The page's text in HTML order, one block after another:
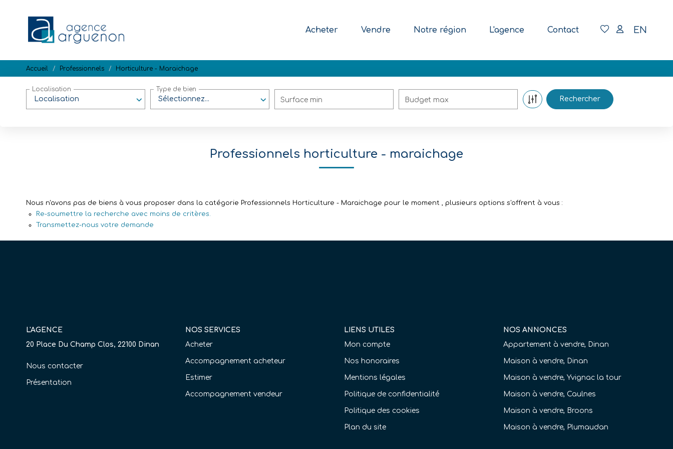
Acheter Vendre Notre région L'agence Contact EN
Accueil Professionnels Horticulture - Maraichage
Localisation
Localisation
Sélectionnez...
Type de bien
Surface min Budget max
Professionnels horticulture - maraichage
Nous n'avons pas de biens à vous proposer dans la catégorie Professionnels Horticulture - Maraichage pour le moment , plusieurs options s'offrent à vous :
Re-soumettre la recherche avec moins de critères.
Transmettez-nous votre demande
L'AGENCE
20 Place Du Champ Clos, 22100 Dinan
Nous contacter
Présentation
NOS SERVICES
Acheter
Accompagnement acheteur
Estimer
Accompagnement vendeur
LIENS UTILES
Mon compte
Nos honoraires
Mentions légales
Politique de confidentialité
Politique des cookies
Plan du site
NOS ANNONCES
Appartement à vendre, Dinan
Maison à vendre, Dinan
Maison à vendre, Yvignac la tour
Maison à vendre, Caulnes
Maison à vendre, Broons
Maison à vendre, Plumaudan